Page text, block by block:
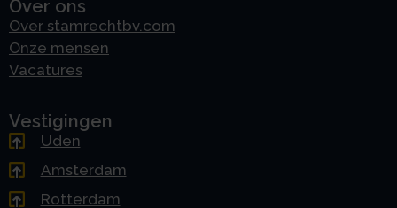
Over ons
Over stamrechtbv.com
Onze mensen
Vacatures
Vestigingen
Uden
Amsterdam
Rotterdam